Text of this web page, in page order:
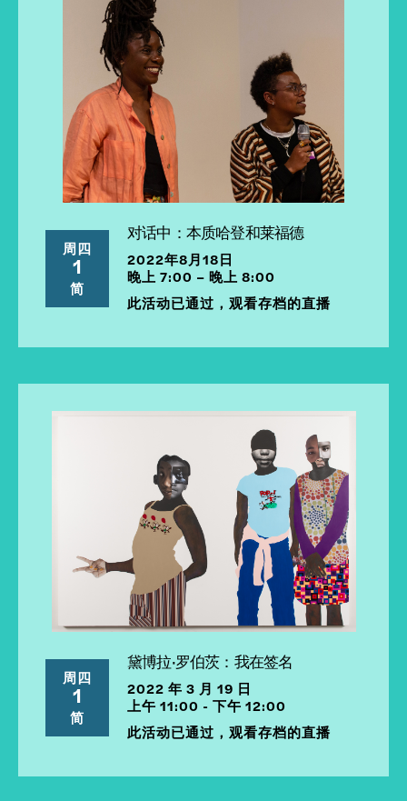
周四
1
简
对话中：本质哈登和莱福德
2022年8月18日
晚上 7:00 – 晚上 8:00
此活动已通过，观看存档的直播
周四
1
简
黛博拉·罗伯茨：我在签名
2022 年 3 月 19 日
上午 11:00 - 下午 12:00
此活动已通过，观看存档的直播